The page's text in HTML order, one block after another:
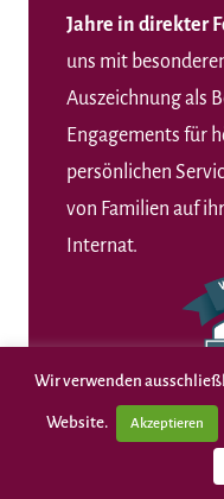
Jahre in direkter
uns mit
Auszeichnung als
Engagements für
persönlichen
von Familien auf
Internat.
Wir verwenden
Website. Akzeptieren